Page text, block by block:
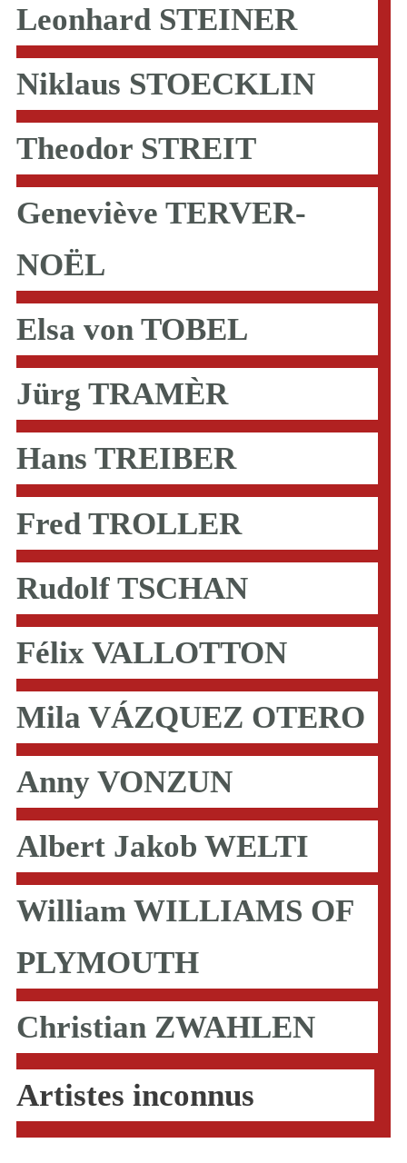
Leonhard STEINER
Niklaus STOECKLIN
Theodor STREIT
Geneviève TERVER-
NOËL
Elsa von TOBEL
Jürg TRAMÈR
Hans TREIBER
Fred TROLLER
Rudolf TSCHAN
Félix VALLOTTON
Mila VÁZQUEZ OTERO
Anny VONZUN
Albert Jakob WELTI
William WILLIAMS OF
PLYMOUTH
Christian ZWAHLEN
Artistes inconnus